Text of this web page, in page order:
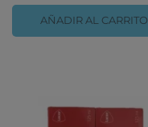
AÑADIR AL CARRITO